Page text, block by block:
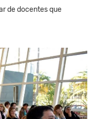
de docentes que